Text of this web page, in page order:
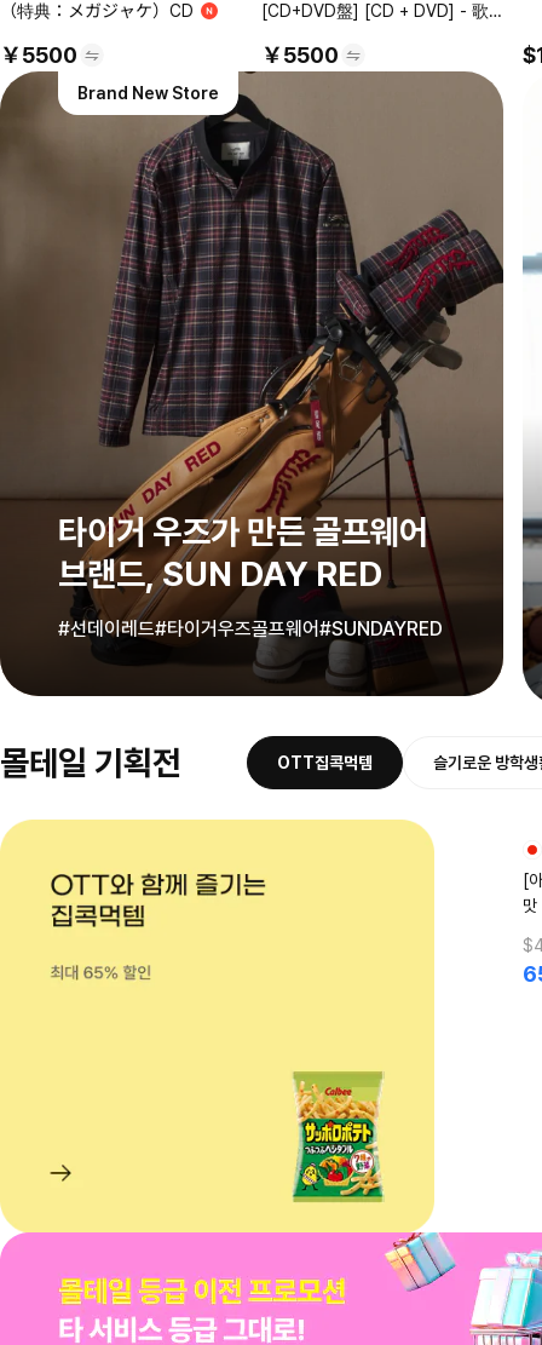
（特典：メガジャケ）CD
￥5500
[CD+DVD盤] [CD + DVD] - 歌
典 ： メガジャケ 付）
￥5500
Brand New Store
타이거 우즈가 만든 골프웨어
브랜드, SUN DAY RED
#선데이레드#타이거우즈골프웨어#SUNDAYRED
몰테일 기획전 OTT집콕먹템 슬기로운 방학생
[